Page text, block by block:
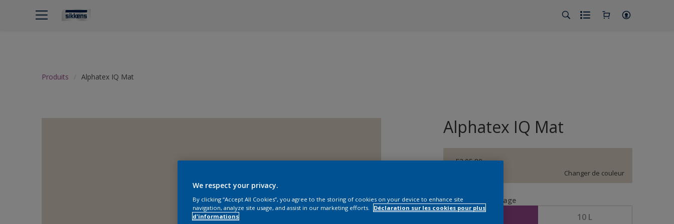
Produits Alphatex IQ Mat
Alphatex IQ Mat
F3.05.80
Changer de couleur
Taille de l’emballage
10 L
We respect your privacy.
By clicking “Accept All Cookies”, you agree to the storing of cookies on your device to enhance site
navigation, analyze site usage, and assist in our marketing efforts.
Déclaration sur les cookies pour plus
d'informations